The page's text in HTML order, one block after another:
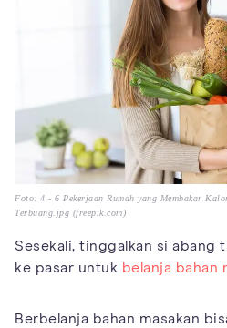
Foto: 4 - 6 Pekerjaan Rumah yang Membakar
Terbuang.jpg (freepik.com)
Sesekali, tinggalkan si abang
ke pasar untuk belanja bahan
Berbelanja bahan masakan